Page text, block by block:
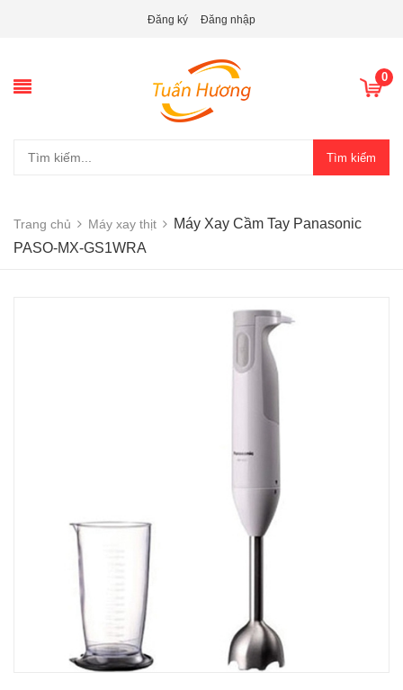
Đăng ký Đăng nhập
0
Tìm kiếm
Trang chủ Máy xay thịt
Máy Xay Cầm Tay Panasonic
PASO-MX-GS1WRA